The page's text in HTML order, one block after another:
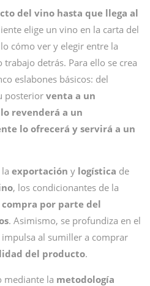
del vino hasta que llega al
elige un vino en la carta del
cómo ver y elegir entre la
detrás. Para ello se crea
eslabones básicos: del
posteriorventa a un
lo revenderá a un
lo ofrecerá y servirá a un
exportación y logística de
, los condicionantes de la
compra por parte del
. Asimismo, se profundiza en el
impulsa al sumiller a comprar
del producto.
mediante la metodología